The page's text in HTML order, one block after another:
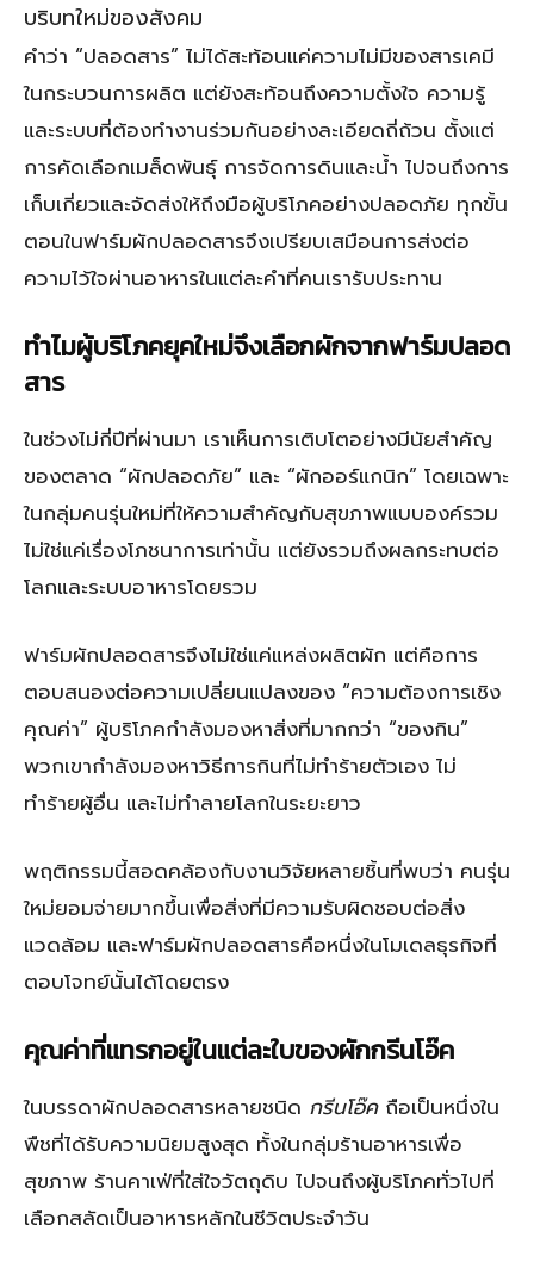
บริบทใหม่ของสังคม
คำว่า “ปลอดสาร” ไม่ได้สะท้อนแค่ความไม่มีของสารเคมี
ในกระบวนการผลิต แต่ยังสะท้อนถึงความตั้งใจ ความรู้
และระบบที่ต้องทำงานร่วมกันอย่างละเอียดถี่ถ้วน ตั้งแต่
การคัดเลือกเมล็ดพันธุ์ การจัดการดินและน้ำ ไปจนถึงการ
เก็บเกี่ยวและจัดส่งให้ถึงมือผู้บริโภคอย่างปลอดภัย ทุกขั้น
ตอนในฟาร์มผักปลอดสารจึงเปรียบเสมือนการส่งต่อ
ความไว้ใจผ่านอาหารในแต่ละคำที่คนเรารับประทาน
ทำไมผู้บริโภคยุคใหม่จึงเลือกผักจากฟาร์มปลอด
สาร
ในช่วงไม่กี่ปีที่ผ่านมา เราเห็นการเติบโตอย่างมีนัยสำคัญ
ของตลาด “ผักปลอดภัย” และ “ผักออร์แกนิก” โดยเฉพาะ
ในกลุ่มคนรุ่นใหม่ที่ให้ความสำคัญกับสุขภาพแบบองค์รวม
ไม่ใช่แค่เรื่องโภชนาการเท่านั้น แต่ยังรวมถึงผลกระทบต่อ
โลกและระบบอาหารโดยรวม
ฟาร์มผักปลอดสารจึงไม่ใช่แค่แหล่งผลิตผัก แต่คือการ
ตอบสนองต่อความเปลี่ยนแปลงของ “ความต้องการเชิง
คุณค่า” ผู้บริโภคกำลังมองหาสิ่งที่มากกว่า “ของกิน”
พวกเขากำลังมองหาวิธีการกินที่ไม่ทำร้ายตัวเอง ไม่
ทำร้ายผู้อื่น และไม่ทำลายโลกในระยะยาว
พฤติกรรมนี้สอดคล้องกับงานวิจัยหลายชิ้นที่พบว่า คนรุ่น
ใหม่ยอมจ่ายมากขึ้นเพื่อสิ่งที่มีความรับผิดชอบต่อสิ่ง
แวดล้อม และฟาร์มผักปลอดสารคือหนึ่งในโมเดลธุรกิจที่
ตอบโจทย์นั้นได้โดยตรง
คุณค่าที่แทรกอยู่ในแต่ละใบของผักกรีนโอ๊ค
ในบรรดาผักปลอดสารหลายชนิด กรีนโอ๊คถือเป็นหนึ่งใน
พืชที่ได้รับความนิยมสูงสุด ทั้งในกลุ่มร้านอาหารเพื่อ
สุขภาพ ร้านคาเฟ่ที่ใส่ใจวัตถุดิบ ไปจนถึงผู้บริโภคทั่วไปที่
เลือกสลัดเป็นอาหารหลักในชีวิตประจำวัน